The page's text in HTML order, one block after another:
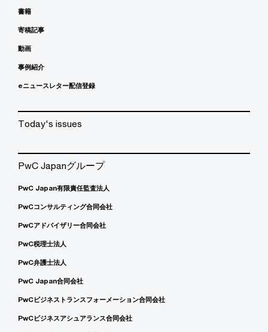
書籍
寄稿記事
動画
事例紹介
eニュースレター配信登録
Today's issues
PwC Japanグループ
PwC Japan有限責任監査法人
PwCコンサルティング合同会社
PwCアドバイザリー合同会社
PwC税理士法人
PwC弁護士法人
PwC Japan合同会社
PwCビジネストランスフォーメーション合同会社
PwCビジネスアシュアランス合同会社